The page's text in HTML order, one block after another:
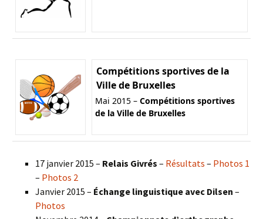
Compétitions sportives de la
Ville de Bruxelles
Mai 2015 – Compétitions sportives
de la Ville de Bruxelles
17 janvier 2015 – Relais Givrés – Résultats – Photos 1
– Photos 2
Janvier 2015 – Échange linguistique avec Dilsen –
Photos